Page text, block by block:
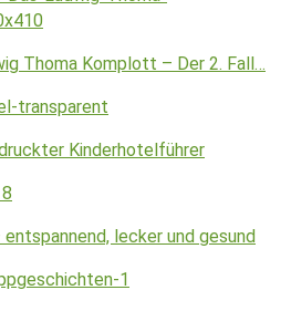
Thoma Komplott – Der 2. Fall…
Kinderhotelführer
lecker und gesund